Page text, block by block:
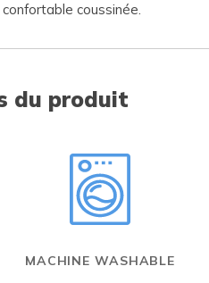
coussinée.
du produit
MACHINE WASHABLE